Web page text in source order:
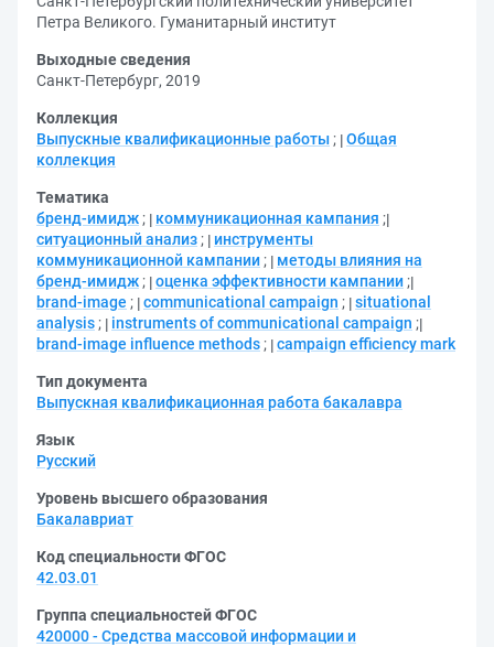
Петра Великого. Гуманитарный институт
Выходные сведения
Санкт-Петербург, 2019
Коллекция
Выпускные квалификационные работы ; Общая
коллекция
Тематика
бренд-имидж ; коммуникационная кампания ;
ситуационный анализ ;
инструменты
коммуникационной кампании ;
методы влияния на
бренд-имидж ; оценка эффективности кампании ;
brand-image ; communicational campaign ; situational
analysis ; instruments of communicational campaign ;
brand-image influence methods ; campaign efficiency mark
Тип документа
Выпускная квалификационная работа бакалавра
Язык
Русский
Уровень высшего образования
Бакалавриат
Код специальности ФГОС
42.03.01
Группа специальностей ФГОС
420000 - Средства массовой информации и